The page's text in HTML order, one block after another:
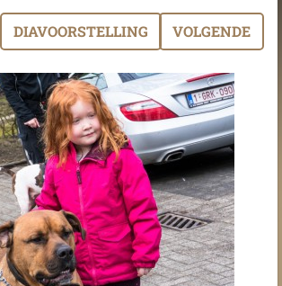
DIAVOORSTELLING VOLGENDE